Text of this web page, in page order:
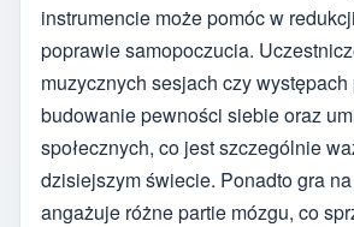
instrumencie może pomóc w
poprawie samopoczucia.
muzycznych sesjach czy
budowanie pewności siebie oraz
społecznych, co jest szczególnie
dzisiejszym świecie. Ponadto gra
angażuje różne partie mózgu, co